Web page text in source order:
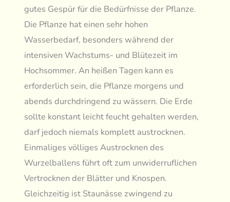
gutes Gespür für die Bedürfnisse der Pflanze.
Die Pflanze hat einen sehr hohen
Wasserbedarf, besonders während der
intensiven Wachstums- und Blütezeit im
Hochsommer. An heißen Tagen kann es
erforderlich sein, die Pflanze morgens und
abends durchdringend zu wässern. Die Erde
sollte konstant leicht feucht gehalten werden,
darf jedoch niemals komplett austrocknen.
Einmaliges völliges Austrocknen des
Wurzelballens führt oft zum unwiderruflichen
Vertrocknen der Blätter und Knospen.
Gleichzeitig ist Staunässe zwingend zu